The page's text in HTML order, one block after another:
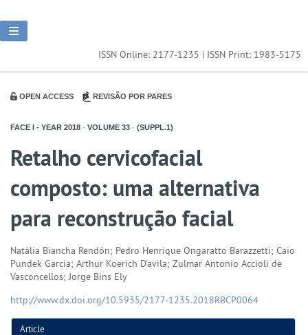
ISSN Online: 2177-1235 | ISSN Print: 1983-5175
OPEN ACCESS REVISÃO POR PARES
FACE I - YEAR 2018 - VOLUME 33 - (SUPPL.1)
Retalho cervicofacial
composto: uma alternativa
para reconstrução facial
Natália Biancha Rendón; Pedro Henrique Ongaratto Barazzetti; Caio
Pundek Garcia; Arthur Koerich D'avila; Zulmar Antonio Accioli de
Vasconcellos; Jorge Bins Ely
http://www.dx.doi.org/10.5935/2177-1235.2018RBCP0064
Article